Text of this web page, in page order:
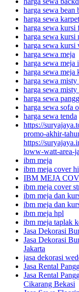
harga sewa bean
harga sewa
harga sewa kursi
harga sewa kursi
harga sewa kursi
harga sewa meja
harga sewa meja
harga sewa meja
harga sewa misty
harga sewa misty
harga sewa
harga sewa sofa
harga sewa tenda
https://
promo-akhir-
https://
loww-watt-area-
ibm meja
ibm meja cover
IBM MEJA
ibm meja cover
ibm meja dan
ibm meja dan
ibm meja hpl
ibm meja taplak
Jasa Dekorasi
Jasa Dekorasi
Jakarta
jasa dekorasi
Jasa Rental
Jasa Rental
Cikarang Bekasi